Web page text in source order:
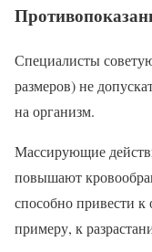
Специалисты
размеров) не
на организм.
Массирующие
повышают
способно привести
примеру, к